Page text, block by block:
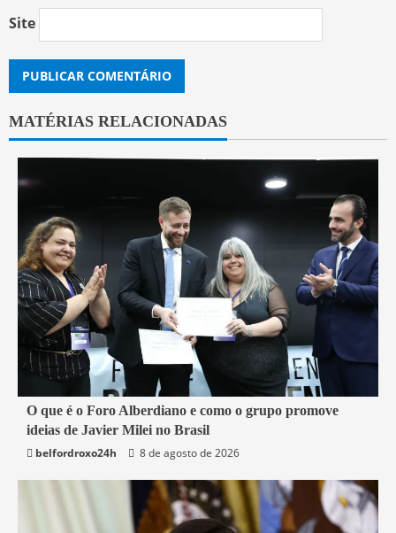
Site
MATÉRIAS RELACIONADAS
4 min read
Mundo
O que é o Foro Alberdiano e como o grupo promove
ideias de Javier Milei no Brasil
belfordroxo24h
8 de agosto de 2026